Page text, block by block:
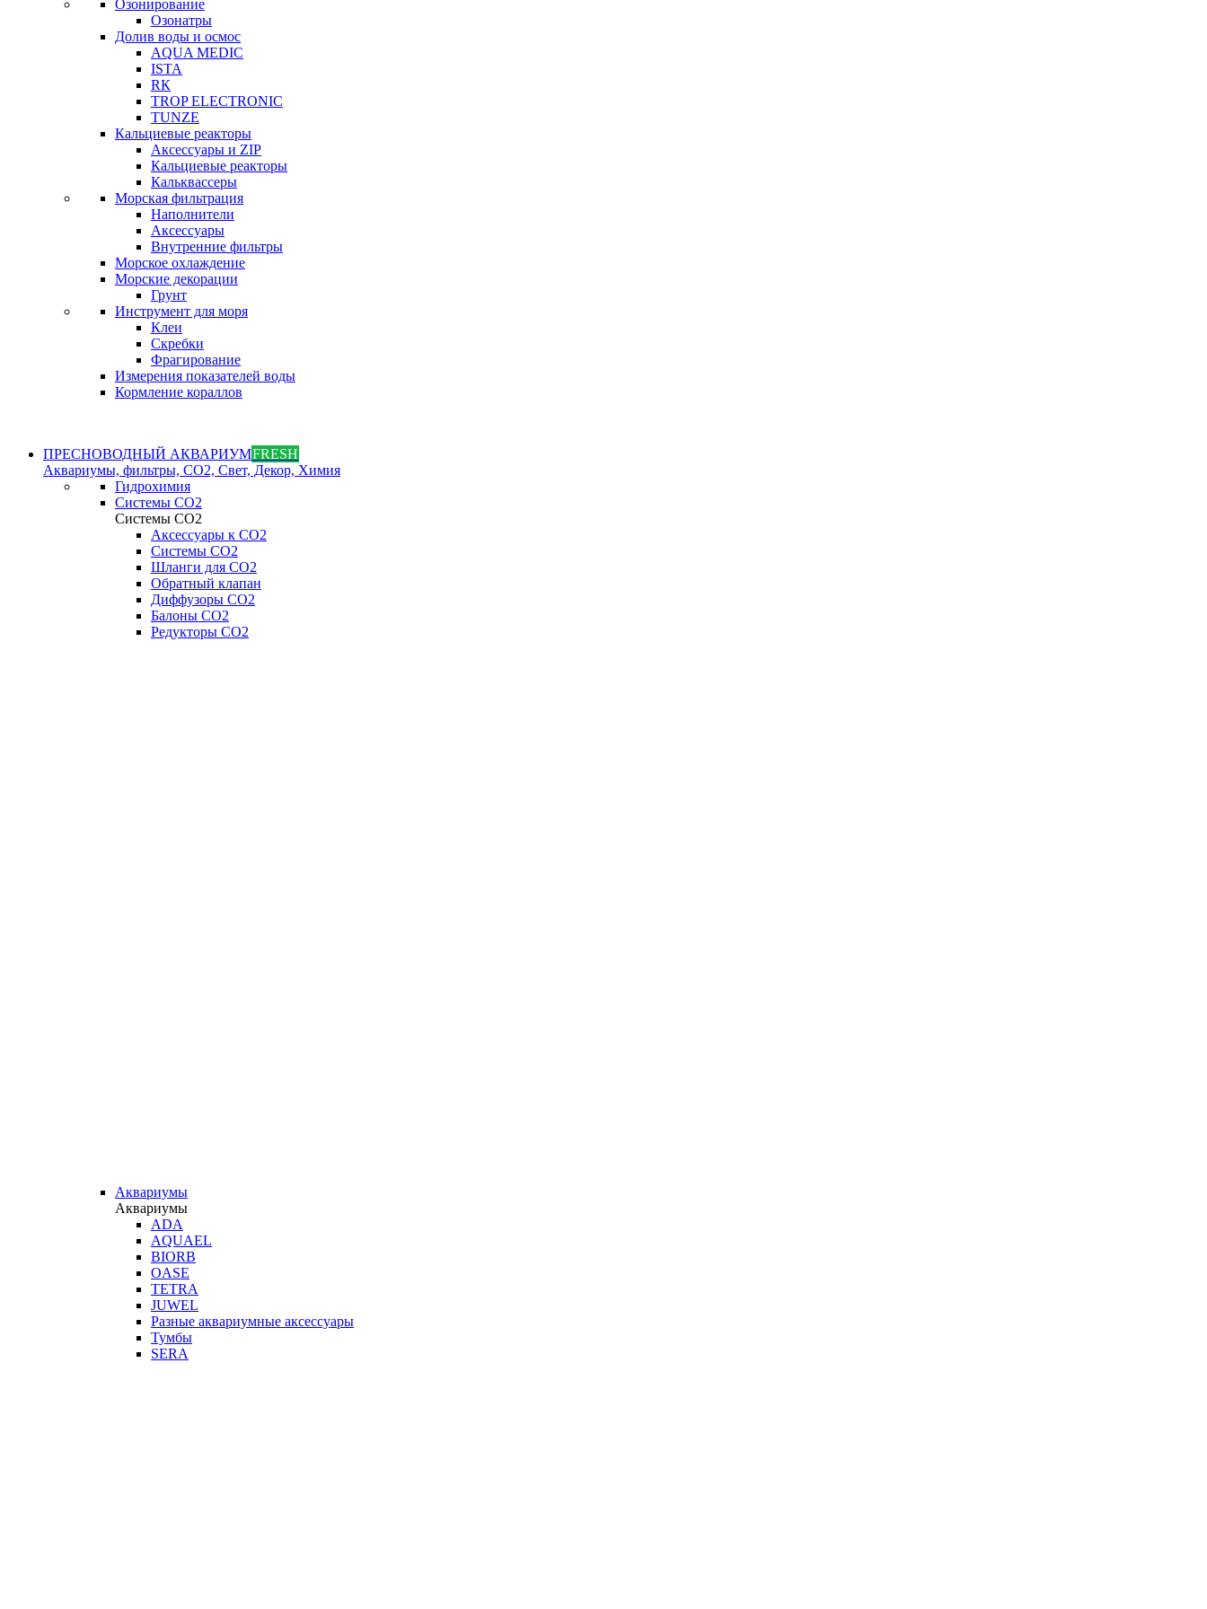
Озонирование
Озонатры
Долив воды и осмос
AQUA MEDIC
ISTA
RК
TROP ELECTRONIC
TUNZE
Кальциевые реакторы
Аксессуары и ZIP
Кальциевые реакторы
Кальквассеры
Морская фильтрация
Наполнители
Аксессуары
Внутренние фильтры
Морское охлаждение
Морские декорации
Грунт
Инструмент для моря
Клеи
Скребки
Фрагирование
Измерения показателей воды
Кормление кораллов
ПРЕСНОВОДНЫЙ АКВАРИУМFRESH
Аквариумы, фильтры, СО2, Свет, Декор, Химия
Гидрохимия
Системы СО2
Системы СО2
Аксессуары к СО2
Системы СО2
Шланги для CO2
Обратный клапан
Диффузоры СO2
Балоны CO2
Редукторы CO2
Аквариумы
Аквариумы
ADA
AQUAEL
BIORB
OASE
TETRA
JUWEL
Разные аквариумные аксессуары
Тумбы
SERA